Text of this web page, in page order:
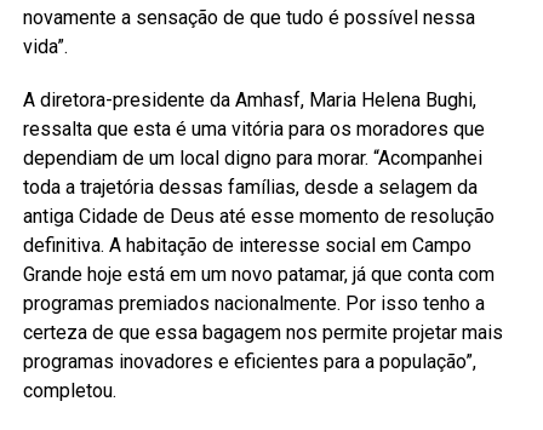
novamente a sensação de que tudo é possível nessa
vida”.
A diretora-presidente da Amhasf, Maria Helena Bughi,
ressalta que esta é uma vitória para os moradores que
dependiam de um local digno para morar. “Acompanhei
toda a trajetória dessas famílias, desde a selagem da
antiga Cidade de Deus até esse momento de resolução
definitiva. A habitação de interesse social em Campo
Grande hoje está em um novo patamar, já que conta com
programas premiados nacionalmente. Por isso tenho a
certeza de que essa bagagem nos permite projetar mais
programas inovadores e eficientes para a população”,
completou.